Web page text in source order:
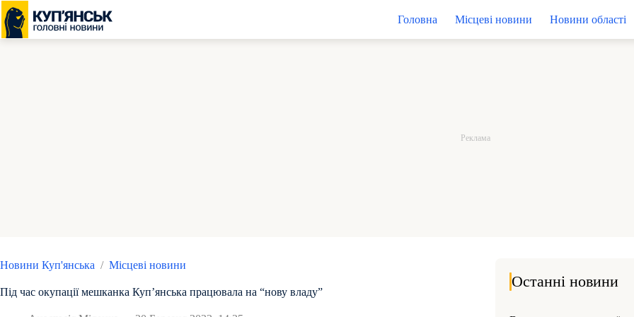
Перейти
до
вмісту
Головна Місцеві новини Новини області
Новини Куп'янська / Місцеві новини
Під час окупації мешканка Куп’янська працювала на “нову владу”
Останні новини